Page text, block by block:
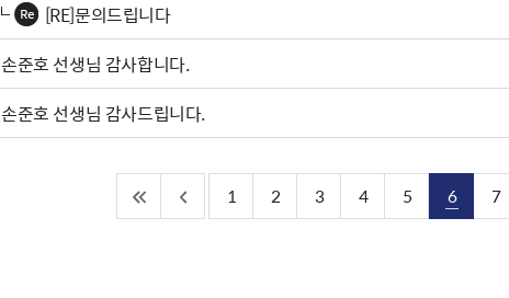
[RE]문의드립니다
손준호 선생님 감사합니다.
손준호 선생님 감사드립니다.
1 2 3 4 5 6 7